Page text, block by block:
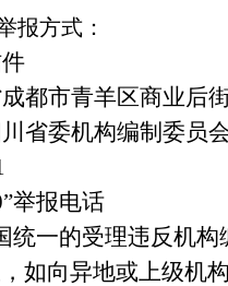
报方式：
都市青羊区商业后
省委机构编制委员
举报电话
统一的受理违反机
如向异地或上级机